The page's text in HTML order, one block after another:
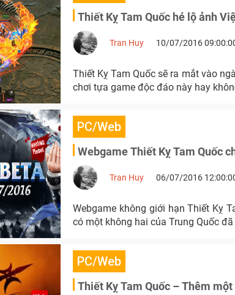
Thiết Kỵ Tam Quốc hé lộ ảnh
Tran Huy 10/07/2016
Thiết Kỵ Tam Quốc sẽ ra mắt vào
chơi tựa game độc đáo này hay
PC/Web
Webgame Thiết Kỵ Tam Quốc
Tran Huy 06/07/2016
Webgame không giới hạn Thiết Kỵ
có một không hai của Trung Quốc
PC/Web
Thiết Kỵ Tam Quốc – Thêm